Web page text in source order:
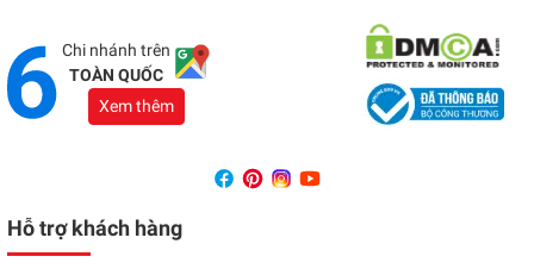
Chi nhánh trên
TOÀN QUỐC
Xem thêm
Hỗ trợ khách hàng